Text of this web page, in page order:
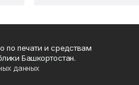
по печати и средствам
Башкортостан.
данных